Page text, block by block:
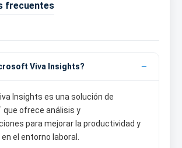
frecuentes
Viva Insights?
Insights es una solución de
que ofrece análisis y
para mejorar la productividad y
el entorno laboral.